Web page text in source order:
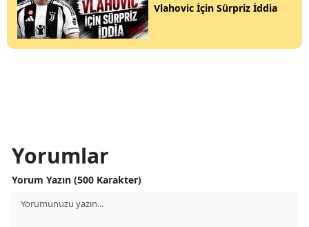
Vlahovic İçin Sürpriz İddia
Yorumlar
Yorum Yazın (500 Karakter)